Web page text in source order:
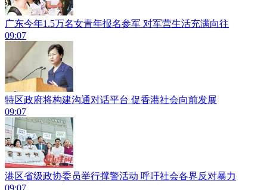
广东今年1.5万名女青年报名参军 对军营生活充满向往
09:07
特区政府将构建沟通对话平台 促香港社会向前发展
09:07
港区省级政协委员举行撑警活动 呼吁社会各界反对暴力